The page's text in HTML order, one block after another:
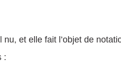
et elle fait l’objet de
: